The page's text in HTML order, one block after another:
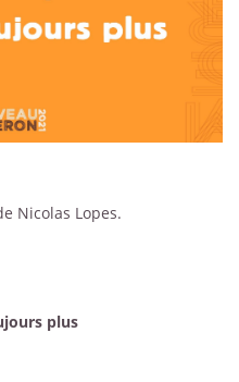
Nicolas Lopes.
plus